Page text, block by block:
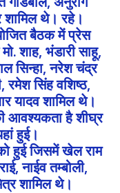
शामिल थे। रहे।
बैठक में प्रेस
शाह, भंडारी साहू,
सिन्हा, नरेश चंद्र
रमेश सिंह वशिष्ठ,
यादव शामिल थे।
आवश्यकता है शीघ्र
हुई।
हुई जिसमें खेल राम
नाईव तम्बोली,
शामिल थे।